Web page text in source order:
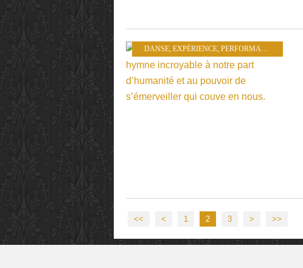
DANSE EXPÉRIENCE PERFORMANCE
<< < 1 2 3 > >>